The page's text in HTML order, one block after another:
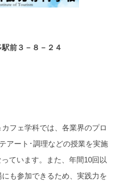
前３－８－２４
フェ学科では、各業界のプロ
アート･調理などの授業を実施
ています。また、年間10回以
も参加できるため、実践力を